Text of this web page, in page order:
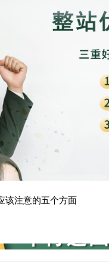
该注意的五个方面